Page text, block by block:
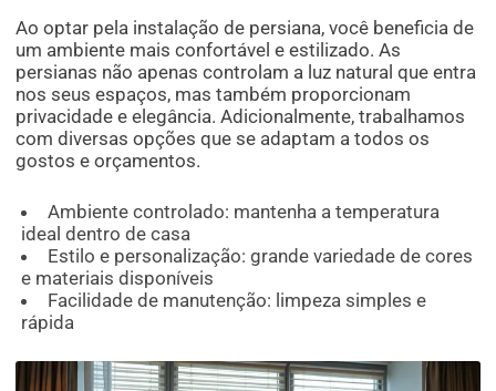
Ao optar pela instalação de persiana, você beneficia de
um ambiente mais confortável e estilizado. As
persianas não apenas controlam a luz natural que entra
nos seus espaços, mas também proporcionam
privacidade e elegância. Adicionalmente, trabalhamos
com diversas opções que se adaptam a todos os
gostos e orçamentos.
Ambiente controlado: mantenha a temperatura
ideal dentro de casa
Estilo e personalização: grande variedade de cores
e materiais disponíveis
Facilidade de manutenção: limpeza simples e
rápida